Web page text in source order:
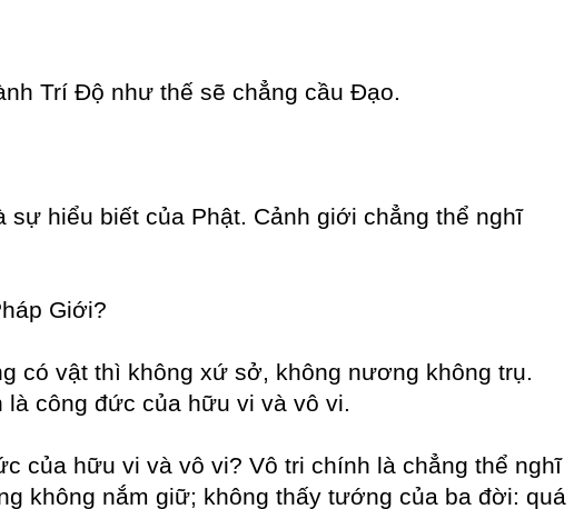
Trí Độ như thế sẽ chẳng cầu Đạo.
hiểu biết của Phật. Cảnh giới chẳng thể nghĩ
Giới?
có vật thì không xứ sở, không nương không trụ.
công đức của hữu vi và vô vi.
của hữu vi và vô vi? Vô tri chính là chẳng thể nghĩ
không nắm giữ; không thấy tướng của ba đời: quá